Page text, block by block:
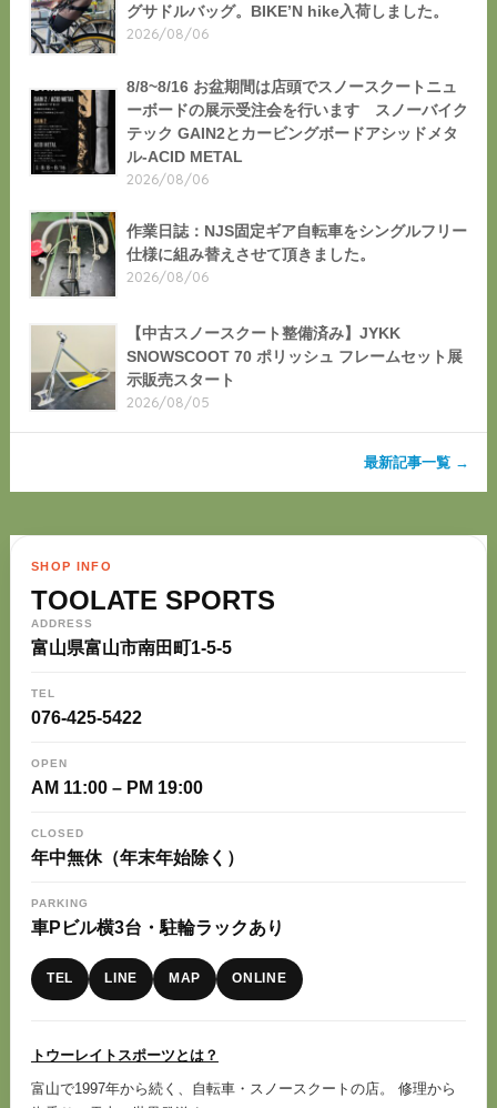
グサドルバッグ。BIKE’N hike入荷しました。
2026/08/06
8/8~8/16 お盆期間は店頭でスノースクートニュ
ーボードの展示受注会を行います スノーバイク
テック GAIN2とカービングボードアシッドメタ
ル-ACID METAL
2026/08/06
作業日誌：NJS固定ギア自転車をシングルフリー
仕様に組み替えさせて頂きました。
2026/08/06
【中古スノースクート整備済み】JYKK
SNOWSCOOT 70 ポリッシュ フレームセット展
示販売スタート
2026/08/05
最新記事一覧 →
SHOP INFO
TOOLATE SPORTS
ADDRESS
富山県富山市南田町1-5-5
TEL
076-425-5422
OPEN
AM 11:00 – PM 19:00
CLOSED
年中無休（年末年始除く）
PARKING
車Pビル横3台・駐輪ラックあり
TEL LINE MAP ONLINE
トウーレイトスポーツとは？
富山で1997年から続く、自転車・スノースクートの店。 修理から